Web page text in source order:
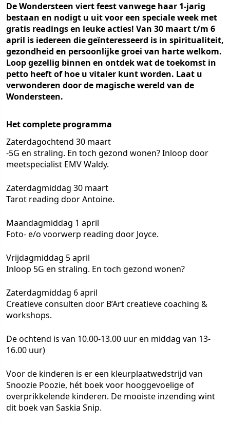
De Wondersteen viert feest vanwege haar 1-jarig
bestaan en nodigt u uit voor een speciale week met
gratis readings en leuke acties! Van 30 maart t/m 6
april is iedereen die geïnteresseerd is in spiritualiteit,
gezondheid en persoonlijke groei van harte welkom.
Loop gezellig binnen en ontdek wat de toekomst in
petto heeft of hoe u vitaler kunt worden. Laat u
verwonderen door de magische wereld van de
Wondersteen.
Het complete programma
Zaterdagochtend 30 maart
-5G en straling. En toch gezond wonen? Inloop door
meetspecialist EMV Waldy.
Zaterdagmiddag 30 maart
Tarot reading door Antoine.
Maandagmiddag 1 april
Foto- e/o voorwerp reading door Joyce.
Vrijdagmiddag 5 april
Inloop 5G en straling. En toch gezond wonen?
Zaterdagmiddag 6 april
Creatieve consulten door B’Art creatieve coaching &
workshops.
De ochtend is van 10.00-13.00 uur en middag van 13-
16.00 uur)
Voor de kinderen is er een kleurplaatwedstrijd van
Snoozie Poozie, hét boek voor hooggevoelige of
overprikkelende kinderen. De mooiste inzending wint
dit boek van Saskia Snip.